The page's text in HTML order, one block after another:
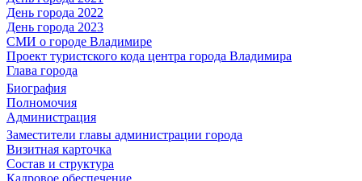
День города 2022
День города 2023
СМИ о городе Владимире
Проект туристского кода центра города Владимира
Глава города
Биография
Полномочия
Администрация
Заместители главы администрации города
Визитная карточка
Состав и структура
Кадровое обеспечение